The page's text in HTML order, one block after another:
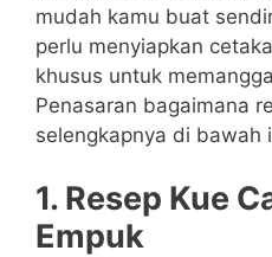
mudah kamu buat
perlu menyiapkan
khusus untuk
Penasaran bagaimana
selengkapnya di bawah
1. Resep Kue
Empuk